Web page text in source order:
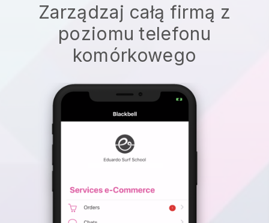
Zarządzaj całą firmą z
poziomu telefonu
komórkowego